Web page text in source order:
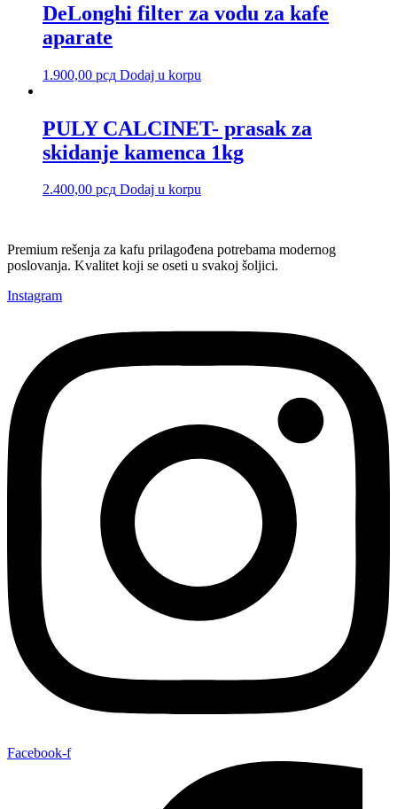
DeLonghi filter za vodu za kafe
aparate
1.900,00 рсд Dodaj u korpu
PULY CALCINET- prasak za
skidanje kamenca 1kg
2.400,00 рсд Dodaj u korpu
Premium rešenja za kafu prilagođena potrebama modernog
poslovanja. Kvalitet koji se oseti u svakoj šoljici.
Instagram
Facebook-f